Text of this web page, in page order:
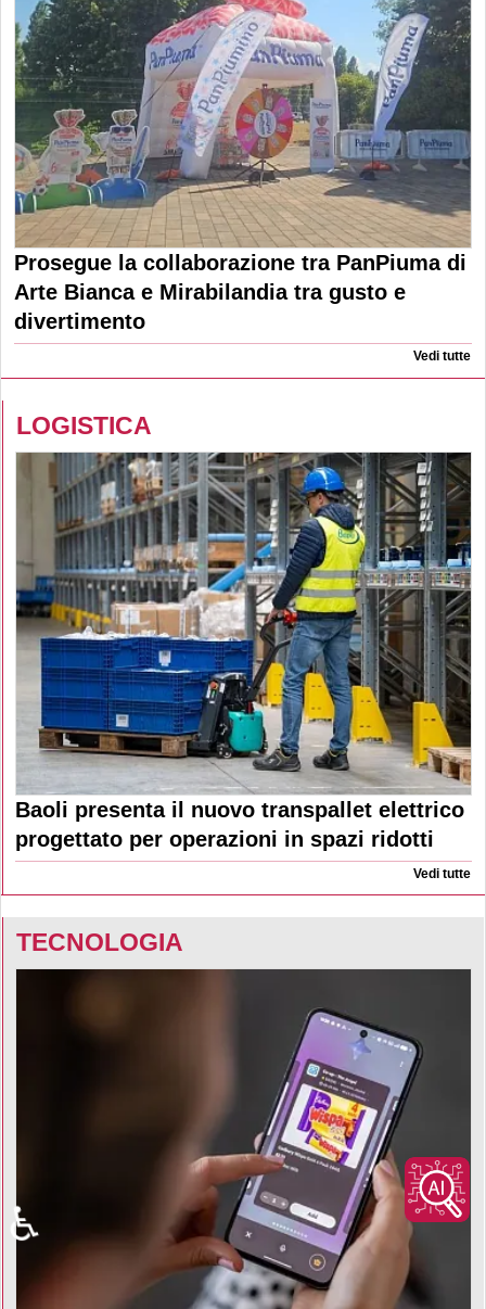
Prosegue la collaborazione tra PanPiuma di
Arte Bianca e Mirabilandia tra gusto e
divertimento
Vedi tutte
LOGISTICA
Baoli presenta il nuovo transpallet elettrico
progettato per operazioni in spazi ridotti
Vedi tutte
TECNOLOGIA